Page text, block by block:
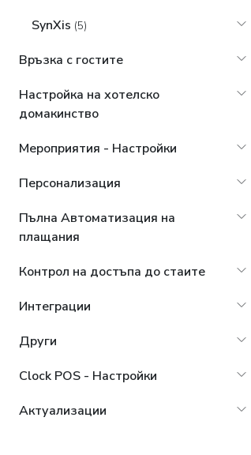
SynXis (5)
Връзка с гостите
Настройка на хотелско
домакинство
Мероприятия - Настройки
Персонализация
Пълна Автоматизация на
плащания
Контрол на достъпа до стаите
Интеграции
Други
Clock POS - Настройки
Актуализации